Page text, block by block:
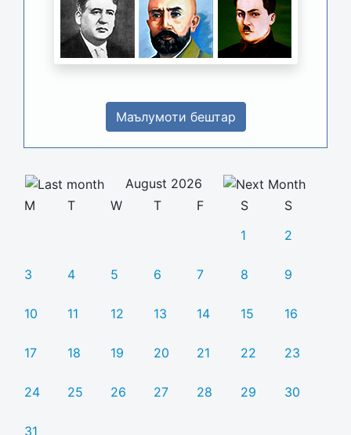
Маълумоти бештар
August 2026
M
T W T F S
S
1
2
3 4 5 6 7 8 9
10 11 12 13 14 15 16
17 18 19 20 21 22 23
24 25 26 27 28 29 30
31